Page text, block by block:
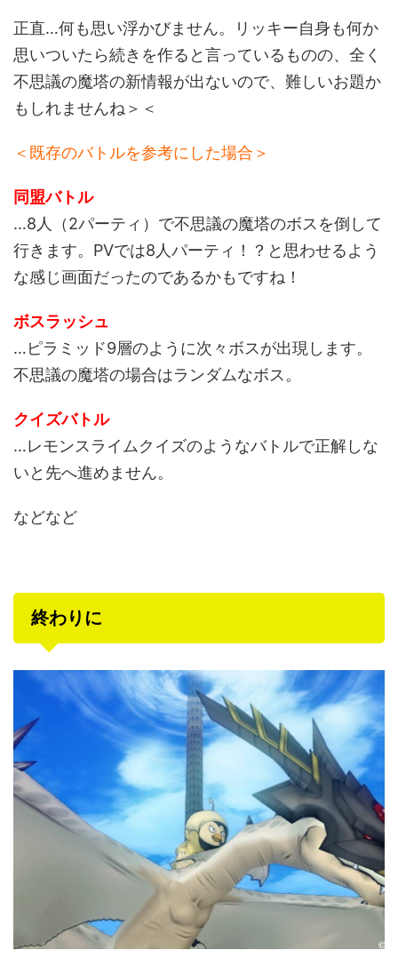
正直…何も思い浮かびません。リッキー自身も何か
思いついたら続きを作ると言っているものの、全く
不思議の魔塔の新情報が出ないので、難しいお題か
もしれませんね＞＜
＜既存のバトルを参考にした場合＞
同盟バトル
…8人（2パーティ）で不思議の魔塔のボスを倒して
行きます。PVでは8人パーティ！？と思わせるよう
な感じ画面だったのであるかもですね！
ボスラッシュ
…ピラミッド9層のように次々ボスが出現します。
不思議の魔塔の場合はランダムなボス。
クイズバトル
…レモンスライムクイズのようなバトルで正解しな
いと先へ進めません。
などなど
終わりに